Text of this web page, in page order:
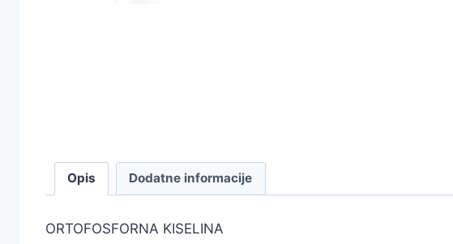
Opis Dodatne informacije
ORTOFOSFORNA KISELINA